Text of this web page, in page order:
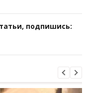
подпишись: